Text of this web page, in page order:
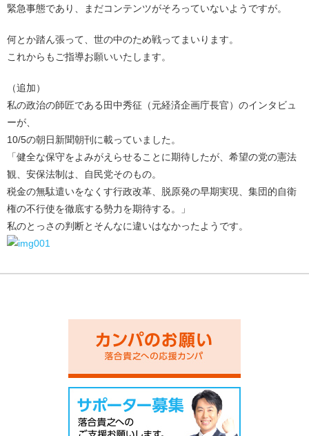
緊急事態であり、まだコンテンツがそろっていないようですが。
何とか踏ん張って、世の中のため戦ってまいります。
これからもご指導お願いいたします。
（追加）
私の政治の師匠である田中秀征（元経済企画庁長官）のインタビュ
ーが、
10/5の朝日新聞朝刊に載っていました。
「健全な保守をよみがえらせることに期待したが、希望の党の憲法
観、安保法制は、自民党そのもの。
税金の無駄遣いをなくす行政改革、脱原発の早期実現、集団的自衛
権の不行使を徹底する勢力を期待する。」
私のとっさの判断とそんなに違いはなかったようです。